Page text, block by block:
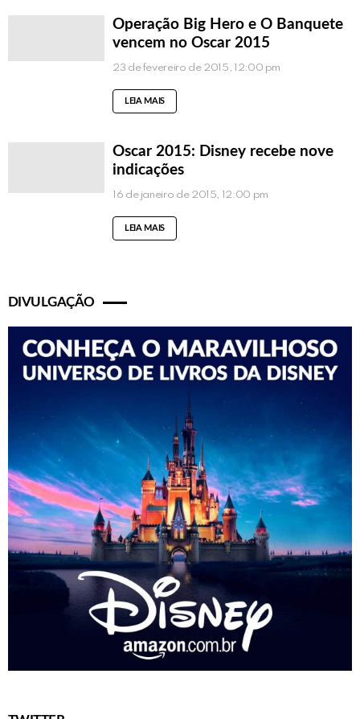
Operação Big Hero e O Banquete
vencem no Oscar 2015
23 de fevereiro de 2015, 12:00 pm
LEIA MAIS
Oscar 2015: Disney recebe nove
indicações
16 de janeiro de 2015, 12:00 pm
LEIA MAIS
DIVULGAÇÃO